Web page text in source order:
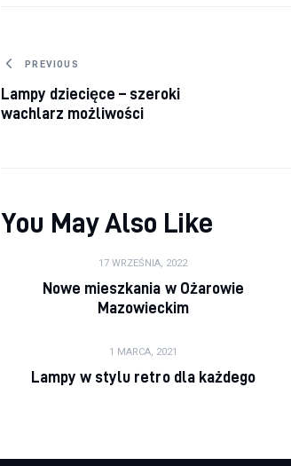
Nawigacja wpisu
PREVIOUS
Lampy dziecięce – szeroki
wachlarz możliwości
You May Also Like
17 WRZEŚNIA, 2022
Nowe mieszkania w Ożarowie
Mazowieckim
1 MARCA, 2021
Lampy w stylu retro dla każdego